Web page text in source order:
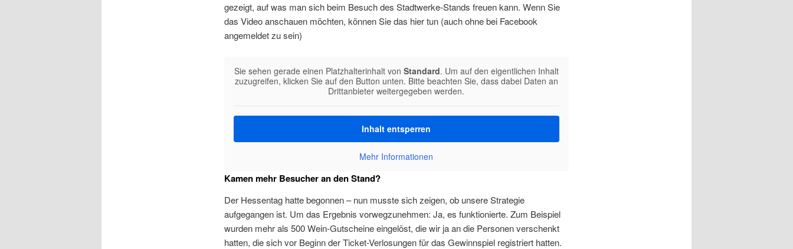
gezeigt, auf was man sich beim Besuch des Stadtwerke-Stands freuen kann. Wenn Sie
das Video anschauen möchten, können Sie das hier tun (auch ohne bei Facebook
angemeldet zu sein)
Sie sehen gerade einen Platzhalterinhalt von Standard. Um auf den eigentlichen Inhalt
zuzugreifen, klicken Sie auf den Button unten. Bitte beachten Sie, dass dabei Daten an
Drittanbieter weitergegeben werden.
Inhalt entsperren
Mehr Informationen
Kamen mehr Besucher an den Stand?
Der Hessentag hatte begonnen – nun musste sich zeigen, ob unsere Strategie
aufgegangen ist. Um das Ergebnis vorwegzunehmen: Ja, es funktionierte. Zum Beispiel
wurden mehr als 500 Wein-Gutscheine eingelöst, die wir ja an die Personen verschenkt
hatten, die sich vor Beginn der Ticket-Verlosungen für das Gewinnspiel registriert hatten.